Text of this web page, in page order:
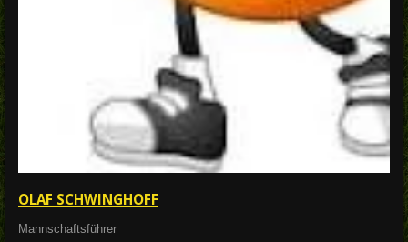
OLAF SCHWINGHOFF
Mannschaftsführer